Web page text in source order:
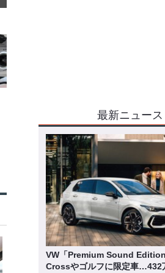
最新ニュース
VW「Premium Sound
Crossやゴルフに限定車…432